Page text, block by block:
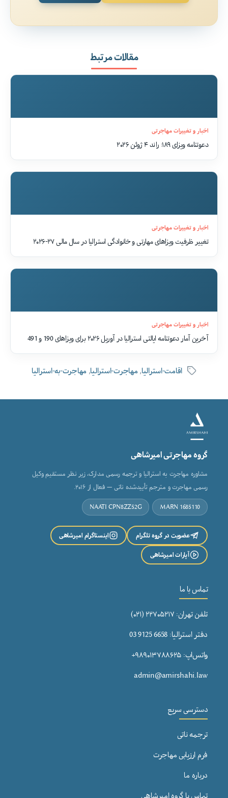
مقالات مرتبط
اخبار و تغییرات مهاجرتی
دعوتنامه ویزای ۱۸۹: راند ۴ ژوئن ۲۰۲۶
اخبار و تغییرات مهاجرتی
تغییر ظرفیت ویزاهای مهارتی و خانوادگی استرالیا در سال مالی ۲۷-۲۰۲۶
اخبار و تغییرات مهاجرتی
آخرین آمار دعوتنامه ایالتی استرالیا در آوریل ۲۰۲۶ برای ویزاهای 190 و 491
برچسب‌ها
اقامت-استرالیا,مهاجرت-استرالیا, مهاجرت-به-استرالیا
گروه مهاجرتی امیرشاهی
مشاوره مهاجرت به استرالیا و ترجمه رسمی مدارک، زیر نظر مستقیم وکیل
رسمی مهاجرت و مترجم تأییدشده ناتی — فعال از ۲۰۱۶.
MARN 1685110
NAATI CPN8ZZ52G
عضویت در گروه تلگرام اینستاگرام امیرشاهی
آپارات امیرشاهی
تماس با ما
تلفن تهران: ۲۲۷۰۵۲۱۷ (۰۲۱)
دفتر استرالیا: 6658 9125 03
واتس‌اپ: ۹۸۹۰۱۳۷۸۸۶۲۵+
admin@amirshahi.law
دسترسی سریع
ترجمه ناتی
فرم ارزیابی مهاجرت
درباره ما
تماس با گروه امیرشاهی